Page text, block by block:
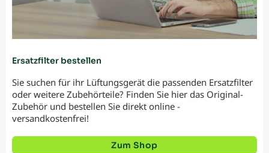
Ersatzfilter bestellen
Sie suchen für ihr Lüftungsgerät die passenden Ersatzfilter
oder weitere Zubehörteile? Finden Sie hier das Original-
Zubehör und bestellen Sie direkt online -
versandkostenfrei!
Zum Shop